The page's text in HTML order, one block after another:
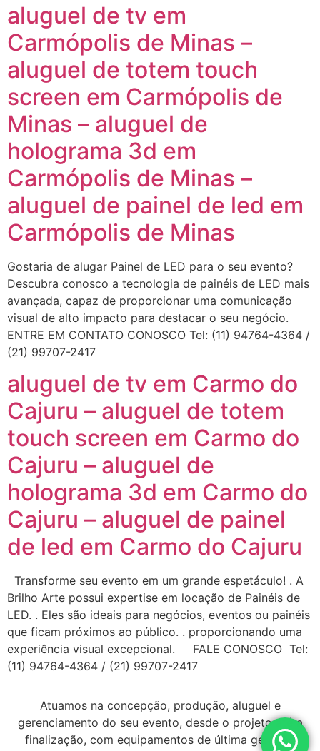
aluguel de tv em
Carmópolis de Minas –
aluguel de totem touch
screen em Carmópolis de
Minas – aluguel de
holograma 3d em
Carmópolis de Minas –
aluguel de painel de led em
Carmópolis de Minas
Gostaria de alugar Painel de LED para o seu evento?
Descubra conosco a tecnologia de painéis de LED mais
avançada, capaz de proporcionar uma comunicação
visual de alto impacto para destacar o seu negócio.
ENTRE EM CONTATO CONOSCO Tel: (11) 94764-4364 /
(21) 99707-2417
aluguel de tv em Carmo do
Cajuru – aluguel de totem
touch screen em Carmo do
Cajuru – aluguel de
holograma 3d em Carmo do
Cajuru – aluguel de painel
de led em Carmo do Cajuru
Transforme seu evento em um grande espetáculo! . A
Brilho Arte possui expertise em locação de Painéis de
LED. . Eles são ideais para negócios, eventos ou painéis
que ficam próximos ao público. . proporcionando uma
experiência visual excepcional. FALE CONOSCO Tel:
(11) 94764-4364 / (21) 99707-2417
Atuamos na concepção, produção, aluguel e
gerenciamento do seu evento, desde o projeto até a
finalização, com equipamentos de última geração